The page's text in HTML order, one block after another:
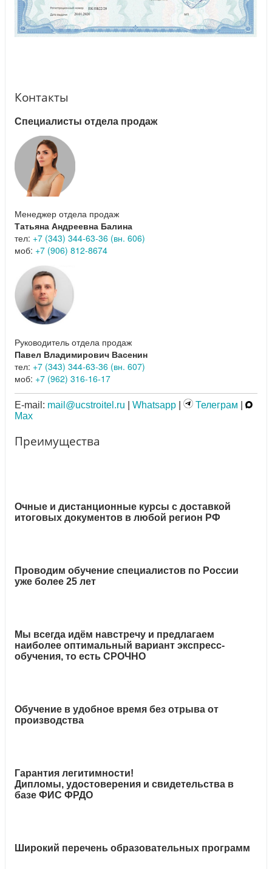
Контакты
Специалисты отдела продаж
Менеджер отдела продаж
Татьяна Андреевна Балина
тел: +7 (343) 344-63-36 (вн. 606)
моб: +7 (906) 812-8674
Руководитель отдела продаж
Павел Владимирович Васенин
тел: +7 (343) 344-63-36 (вн. 607)
моб: +7 (962) 316-16-17
E-mail: mail@ucstroitel.ru Whatsapp Телеграм
Max
Преимущества
Очные и дистанционные курсы с доставкой
итоговых документов в любой регион РФ
Проводим обучение специалистов по России
уже более 25 лет
Мы всегда идём навстречу и предлагаем
наиболее оптимальный вариант экспресс-
обучения, то есть СРОЧНО
Обучение в удобное время без отрыва от
производства
Гарантия легитимности!
Дипломы, удостоверения и свидетельства в
базе ФИС ФРДО
Широкий перечень образовательных программ